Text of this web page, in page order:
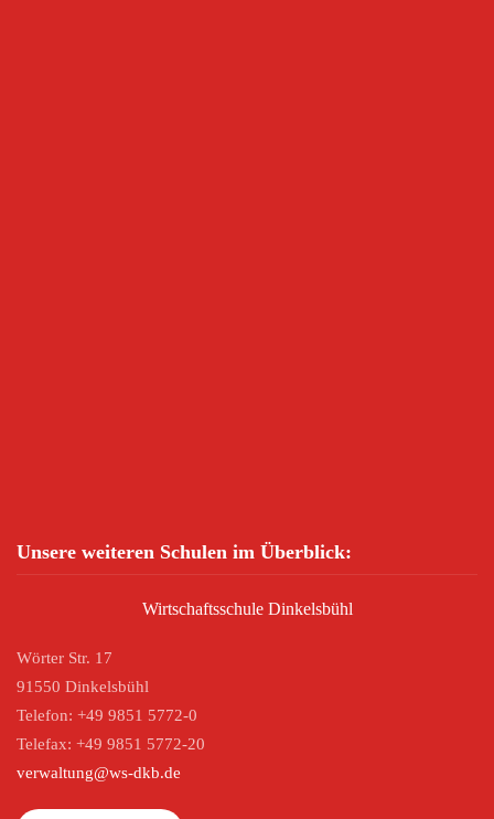
Unsere weiteren Schulen im Überblick:
Wirtschaftsschule Dinkelsbühl
Wörter Str. 17
91550 Dinkelsbühl
Telefon: +49 9851 5772-0
Telefax: +49 9851 5772-20
verwaltung@ws-dkb.de